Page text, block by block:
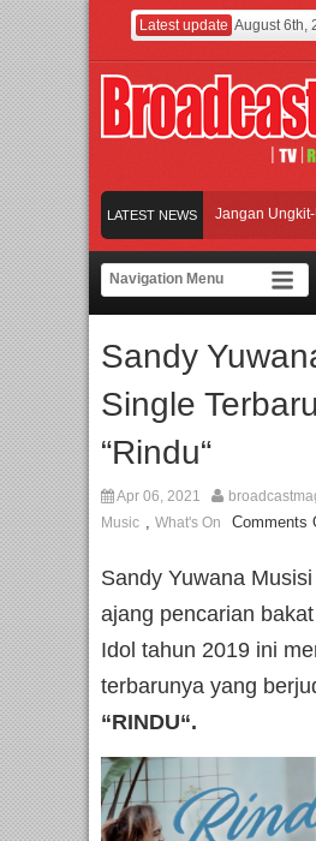
Latest update August 6th,
LATEST NEWS
Hadirkan Hipdut Modern “Jangan Ungkit-
Perpaduan Warisan Dan Semangat
Orchestra Presents The Beatles & Queen –
Sandy
Single
“Rindu“
Apr 06, 2021
Music , What's On Comments
Sandy Yuwana
ajang pencarian
Idol tahun 2019 ini
terbarunya yang
“RINDU“.